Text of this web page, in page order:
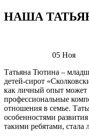
НАША
05Ноя
Татьяна Тютина –
детей-сирот
как личный опыт может
профессиональные
отношения в семье.
особенностями
такими ребятами, стала